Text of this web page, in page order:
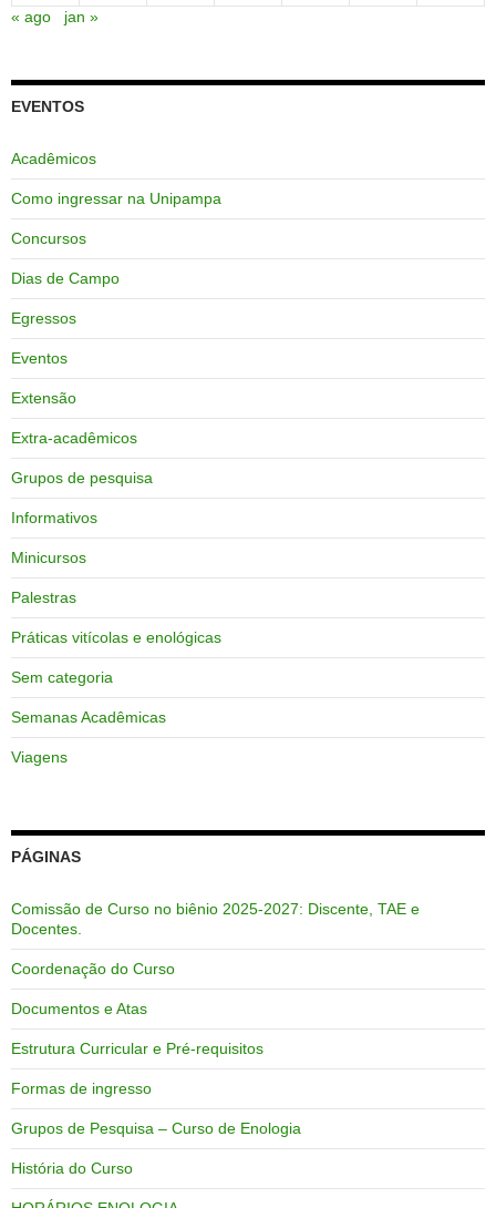
« ago
jan »
EVENTOS
Acadêmicos
Como ingressar na Unipampa
Concursos
Dias de Campo
Egressos
Eventos
Extensão
Extra-acadêmicos
Grupos de pesquisa
Informativos
Minicursos
Palestras
Práticas vitícolas e enológicas
Sem categoria
Semanas Acadêmicas
Viagens
PÁGINAS
Comissão de Curso no biênio 2025-2027: Discente, TAE e
Docentes.
Coordenação do Curso
Documentos e Atas
Estrutura Curricular e Pré-requisitos
Formas de ingresso
Grupos de Pesquisa – Curso de Enologia
História do Curso